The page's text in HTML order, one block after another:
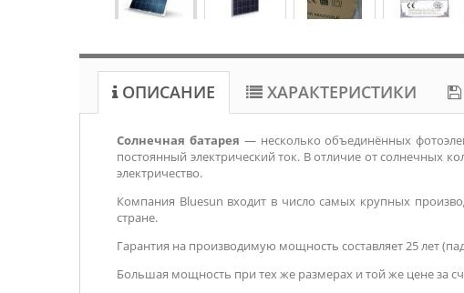
ОПИСАНИЕ ХАРАКТЕРИСТИКИ
Солнечная батарея — несколько объединённых
постоянный электрический ток. В отличие от солнечных
электричество.
Компания Bluesun входит в число самых крупных
стране.
Гарантия на производимую мощность составляет 25 лет
Большая мощность при тех же размерах и той же цене за